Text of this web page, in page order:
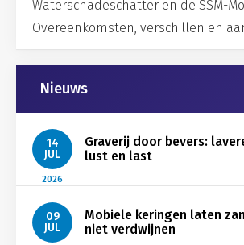
Waterschadeschatter en de SSM-
Overeenkomsten, verschillen en
Gerelateerd
Nieuws
14
JUL
2026
Graverij door bevers:
lust en last
09
JUL
Mobiele keringen laten
niet verdwijnen